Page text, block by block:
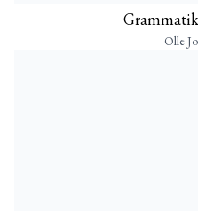
Olle